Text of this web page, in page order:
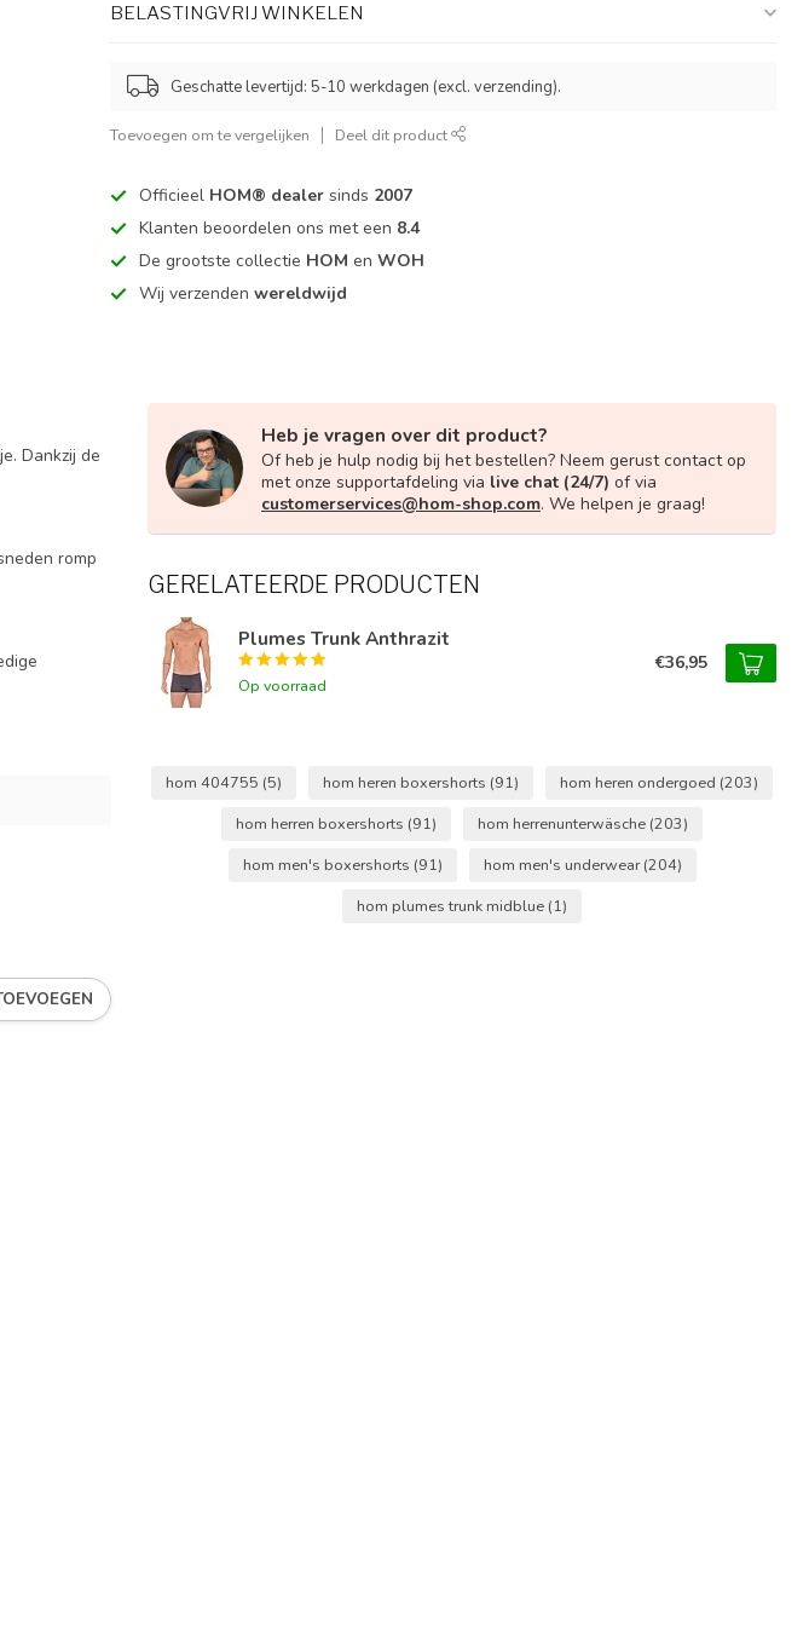
BELASTINGVRIJ WINKELEN
Geschatte levertijd: 5-10 werkdagen (excl. verzending).
Toevoegen om te vergelijken Deel dit product
Officieel HOM® dealer sinds 2007
Klanten beoordelen ons met een 8.4
De grootste collectie HOM enWOH
Wij verzendenwereldwijd
Dankzij de
romp
Heb je vragen over dit product?
Of heb je hulp nodig bij het bestellen? Neem gerust contact op
met onze supportafdeling via live chat (24/7) of via
customerservices@hom-shop.com. We helpen je graag!
GERELATEERDE PRODUCTEN
Plumes Trunk Anthrazit
Op voorraad
€36,95
hom 404755 (5) hom heren boxershorts (91) hom heren ondergoed (203)
hom herren boxershorts (91) hom herrenunterwäsche (203)
hom men's boxershorts (91) hom men's underwear(204)
hom plumes trunk midblue (1)